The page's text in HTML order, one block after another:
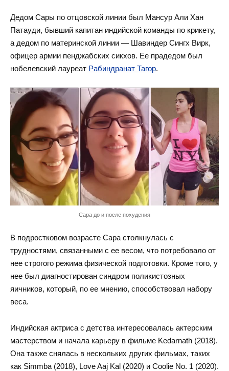
Дедом Сары по отцовской линии был Мансур Али Хан
Патауди, бывший капитан индийской команды по крикету,
а дедом по материнской линии — Шавиндер Сингх Вирк,
офицер армии пенджабских сикхов. Ее прадедом был
нобелевский лауреат Рабиндранат Тагор.
Сара до и после похудения
В подростковом возрасте Сара столкнулась с
трудностями, связанными с ее весом, что потребовало от
нее строгого режима физической подготовки. Кроме того, у
нее был диагностирован синдром поликистозных
яичников, который, по ее мнению, способствовал набору
веса.
Индийская актриса с детства интересовалась актерским
мастерством и начала карьеру в фильме Kedarnath (2018).
Она также снялась в нескольких других фильмах, таких
как Simmba (2018), Love Aaj Kal (2020) и Coolie No. 1 (2020).